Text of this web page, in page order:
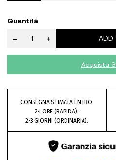
Quantità
- + ADD
Acquista
CONSEGNA STIMATA ENTRO:
24 ORE (RAPIDA),
2-3 GIORNI (ORDINARIA).